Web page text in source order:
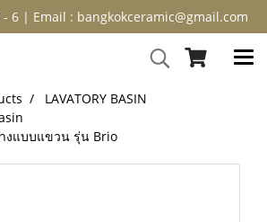
- 6 | Email : bangkokceramic@gmail.com
LAVATORY BASIN
งแบบแขวน รุ่น Brio